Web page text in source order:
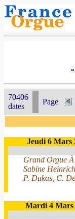
*
70406
dates
Page
Jeudi 6 Mars
Grand Orgue
Sabine
P. Dukas, C.
Mardi 4 Mars